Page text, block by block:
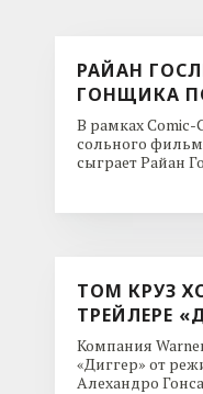
РАЙАН
ГОНЩИКА
В рамках Comic-
сольного
сыграет Райан
ТОМ КРУЗ
ТРЕЙЛЕРЕ
Компания
«Диггер» от
Алехандро